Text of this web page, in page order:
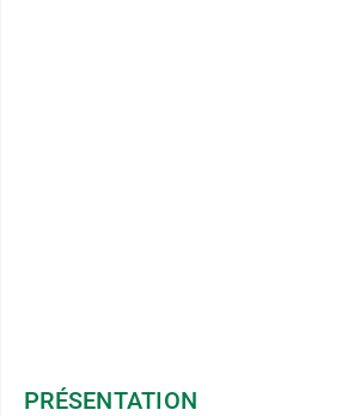
PRÉSENTATION